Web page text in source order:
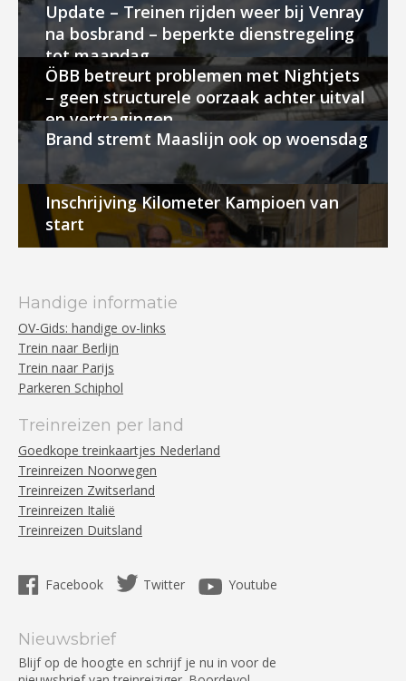
Update – Treinen rijden weer bij Venray
na bosbrand – beperkte dienstregeling
tot maandag
ÖBB betreurt problemen met Nightjets
– geen structurele oorzaak achter uitval
en vertragingen
Brand stremt Maaslijn ook op woensdag
Inschrijving Kilometer Kampioen van
start
Handige informatie
OV-Gids: handige ov-links
Trein naar Berlijn
Trein naar Parijs
Parkeren Schiphol
Treinreizen per land
Goedkope treinkaartjes Nederland
Treinreizen Noorwegen
Treinreizen Zwitserland
Treinreizen Italië
Treinreizen Duitsland
Facebook Twitter Youtube
Nieuwsbrief
Blijf op de hoogte en schrijf je nu in voor de